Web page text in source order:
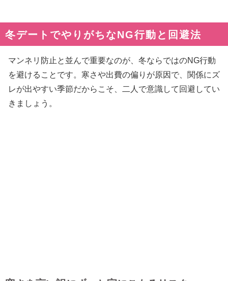
冬デートでやりがちなNG行動と回避法
マンネリ防止と並んで重要なのが、冬ならではのNG行動
を避けることです。寒さや出費の偏りが原因で、関係にズ
レが出やすい季節だからこそ、二人で意識して回避してい
きましょう。